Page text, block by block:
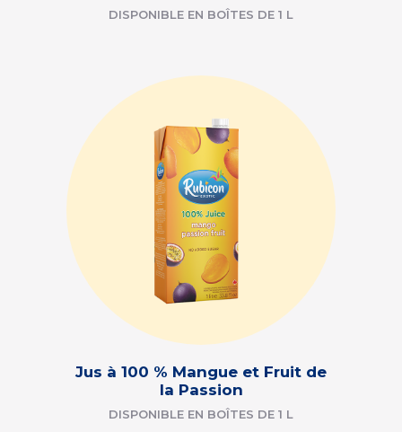
DISPONIBLE EN BOÎTES DE 1 L
Jus à 100 % Mangue et Fruit de
la Passion
DISPONIBLE EN BOÎTES DE 1 L